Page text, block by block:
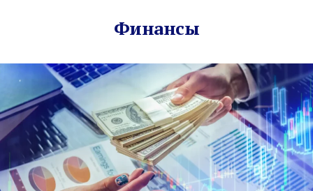
Финансы